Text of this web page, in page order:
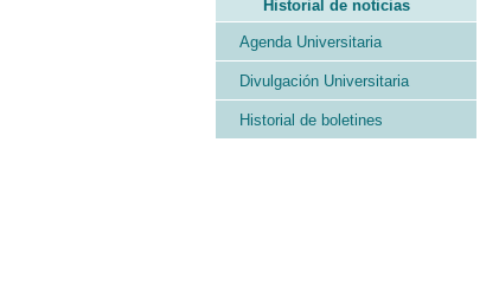
Historial de noticias
Agenda Universitaria
Divulgación Universitaria
Historial de boletines